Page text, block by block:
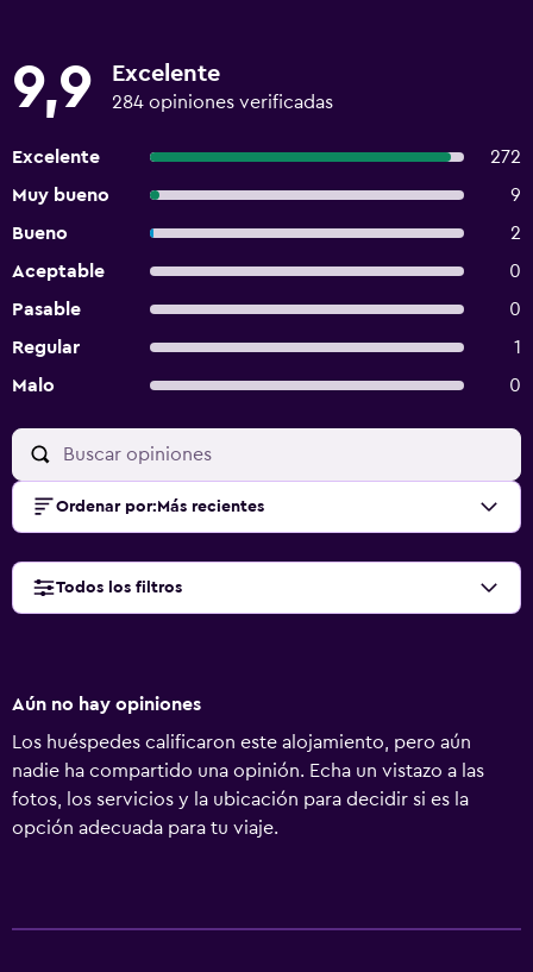
9,9 Excelente
284 opiniones verificadas
Excelente
272
Muy bueno
9
Bueno
2
Aceptable
0
Pasable
0
Regular
1
Malo
0
Ordenar por: Más recientes
Todos los filtros
Aún no hay opiniones
Los huéspedes calificaron este alojamiento, pero aún
nadie ha compartido una opinión. Echa un vistazo a las
fotos, los servicios y la ubicación para decidir si es la
opción adecuada para tu viaje.